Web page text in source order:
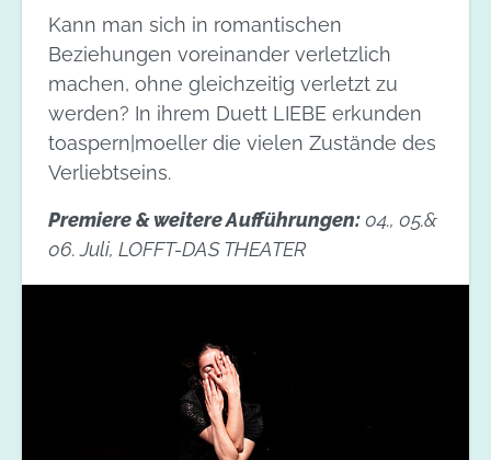
Kann man sich in romantischen
Beziehungen voreinander verletzlich
machen, ohne gleichzeitig verletzt zu
werden? In ihrem Duett LIEBE erkunden
toaspern|moeller die vielen Zustände des
Verliebtseins.
Premiere & weitere Aufführungen:04., 05.&
06. Juli, LOFFT-DAS THEATER